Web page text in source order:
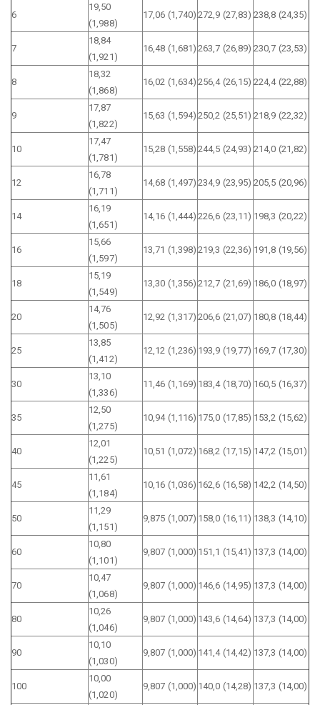
6
19,50
(1,988)
17,06 (1,740) 272,9 (27,83) 238,8 (24,35)
7
18,84
(1,921)
16,48 (1,681) 263,7 (26,89) 230,7 (23,53)
8
18,32
(1,868)
16,02 (1,634) 256,4 (26,15) 224,4 (22,88)
9
17,87
(1,822)
15,63 (1,594) 250,2 (25,51) 218,9 (22,32)
10
17,47
(1,781)
15,28 (1,558) 244,5 (24,93) 214,0 (21,82)
12
16,78
(1,711)
14,68 (1,497) 234,9 (23,95) 205,5 (20,96)
14
16,19
(1,651)
14,16 (1,444) 226,6 (23,11) 198,3 (20,22)
16
15,66
(1,597)
13,71 (1,398) 219,3 (22,36) 191,8 (19,56)
18
15,19
(1,549)
13,30 (1,356) 212,7 (21,69) 186,0 (18,97)
20
14,76
(1,505)
12,92 (1,317) 206,6 (21,07) 180,8 (18,44)
25
13,85
(1,412)
12,12 (1,236) 193,9 (19,77) 169,7 (17,30)
30
13,10
(1,336)
11,46 (1,169) 183,4 (18,70) 160,5 (16,37)
35
12,50
(1,275)
10,94 (1,116) 175,0 (17,85) 153,2 (15,62)
40
12,01
(1,225)
10,51 (1,072) 168,2 (17,15) 147,2 (15,01)
45
11,61
(1,184)
10,16 (1,036) 162,6 (16,58) 142,2 (14,50)
50
11,29
(1,151)
9,875 (1,007) 158,0 (16,11) 138,3 (14,10)
60
10,80
(1,101)
9,807 (1,000) 151,1 (15,41) 137,3 (14,00)
70
10,47
(1,068)
9,807 (1,000) 146,6 (14,95) 137,3 (14,00)
80
10,26
(1,046)
9,807 (1,000) 143,6 (14,64) 137,3 (14,00)
90
10,10
(1,030)
9,807 (1,000) 141,4 (14,42) 137,3 (14,00)
100
10,00
(1,020)
9,807 (1,000) 140,0 (14,28) 137,3 (14,00)